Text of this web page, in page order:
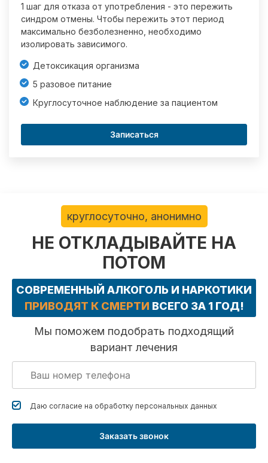
1 шаг для отказа от употребления - это пережить
синдром отмены. Чтобы пережить этот период
максимально безболезненно, необходимо
изолировать зависимого.
Детоксикация организма
5 разовое питание
Круглосуточное наблюдение за пациентом
Записаться
круглосуточно, анонимно
НЕ ОТКЛАДЫВАЙТЕ НА
ПОТОМ
СОВРЕМЕННЫЙ АЛКОГОЛЬ И НАРКОТИКИ
ПРИВОДЯТ К СМЕРТИ ВСЕГО ЗА 1 ГОД!
Мы поможем подобрать подходящий
вариант лечения
Даю согласие на обработку персональных данных
Заказать звонок